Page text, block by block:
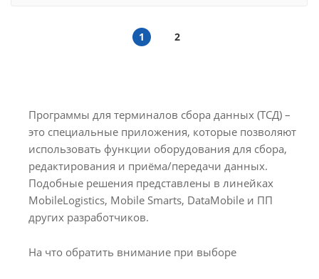
1 2
Программы для терминалов сбора данных (ТСД) –
это специальные приложения, которые позволяют
использовать функции оборудования для сбора,
редактирования и приёма/передачи данных.
Подобные решения представлены в линейках
MobileLogistics, Mobile Smarts, DataMobile и ПП
других разработчиков.
На что обратить внимание при выборе